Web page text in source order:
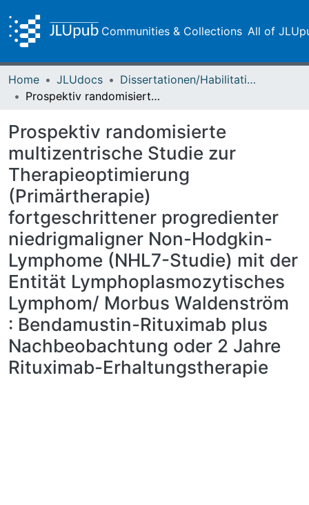
Communities & Collections All of
Home JLUdocs
Dissertationen/Habilitationen
Prospektiv randomisierte multizentrische Studie zur Therapieoptimierung (Primärtherapie) fortgeschrittener progredienter niedrigmaligner Non-Hodgkin-Lymphome (NHL7-Studie) mit der Entität Lymphoplasmozytisches Lymphom/ Morbus Waldenström : Bendamustin-Rituximab plus Nachbeobachtung oder 2 Jahre Rituximab-Erhaltungstherapie
Prospektiv randomisierte
multizentrische Studie zur
Therapieoptimierung
(Primärtherapie)
fortgeschrittener progredienter
niedrigmaligner Non-Hodgkin-
Lymphome (NHL7-Studie) mit der
Entität Lymphoplasmozytisches
Lymphom/ Morbus Waldenström
: Bendamustin-Rituximab plus
Nachbeobachtung oder 2 Jahre
Rituximab-Erhaltungstherapie